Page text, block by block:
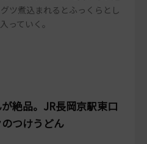
ツ煮込まれるとふっくらとし
っていく。
絶品。JR長岡京駅東口
のつけうどん